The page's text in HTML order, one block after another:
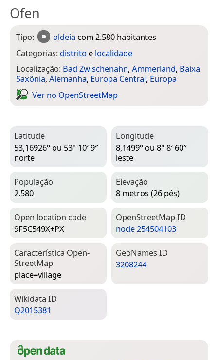
Ofen
Tipo: aldeia com 2.580 habitantes
Categorias: distrito e localidade
Localização: Bad Zwischenahn, Ammerland, Baixa
Saxônia, Alemanha, Europa Central, Europa
Ver no Open­Street­Map
Latitude
53,16926° ou 53° 10′ 9″
norte
Longitude
8,1499° ou 8° 8′ 60″
leste
População
2.580
Elevação
8 metros (26 pés)
Open location code
9F5C549X+PX
Open­Street­Map ID
node 254504103
Característica Open­
Street­Map
place=­village
Geo­Names ID
3208244
Wiki­data ID
Q2015381